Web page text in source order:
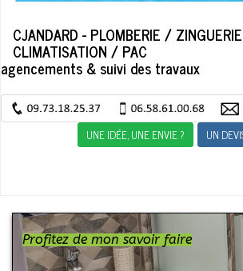
CJANDARD - PLOMBERIE /
CLIMATISATION / PAC
agencements & suivi des travaux
UNE IDÉE, UNE ENVIE ? UN
Profitez de mon savoir faire